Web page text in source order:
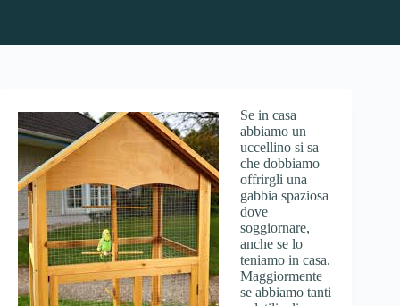
Se in casa
abbiamo un
uccellino si sa
che dobbiamo
offrirgli una
gabbia spaziosa
dove
soggiornare,
anche se lo
teniamo in casa.
Maggiormente
se abbiamo tanti